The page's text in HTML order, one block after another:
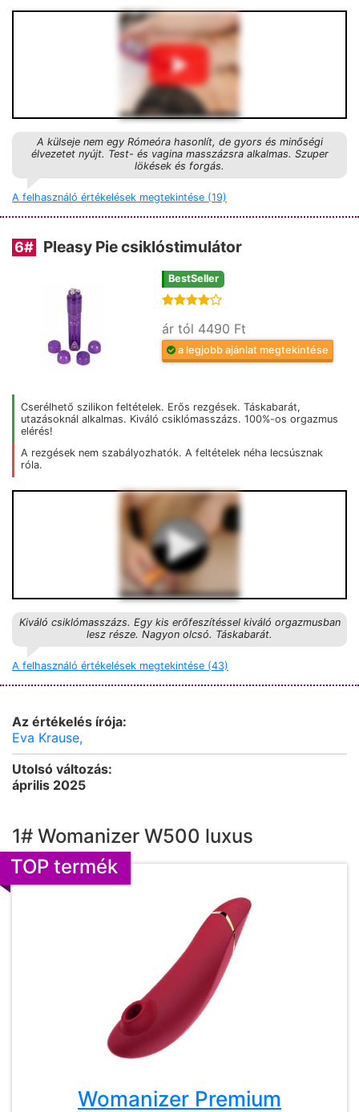
A külseje nem egy Rómeóra hasonlít, de gyors és minőségi
élvezetet nyújt. Test- és vagina masszázsra alkalmas. Szuper
lökések és forgás.
A felhasználó értékelések megtekintése (19)
6# Pleasy Pie csiklóstimulátor
BestSeller
ár tól 4490 Ft
a legjobb ajánlat megtekintése
Cserélhető szilikon feltételek. Erős rezgések. Táskabarát,
utazásoknál alkalmas. Kiváló csiklómasszázs. 100%-os orgazmus
elérés!
A rezgések nem szabályozhatók. A feltételek néha lecsúsznak
róla.
Kiváló csiklómasszázs. Egy kis erőfeszítéssel kiváló orgazmusban
lesz része. Nagyon olcsó. Táskabarát.
A felhasználó értékelések megtekintése (43)
Az értékelés írója:
Eva Krause,
Utolsó változás:
április 2025
1# Womanizer W500 luxus
TOP termék
Womanizer Premium